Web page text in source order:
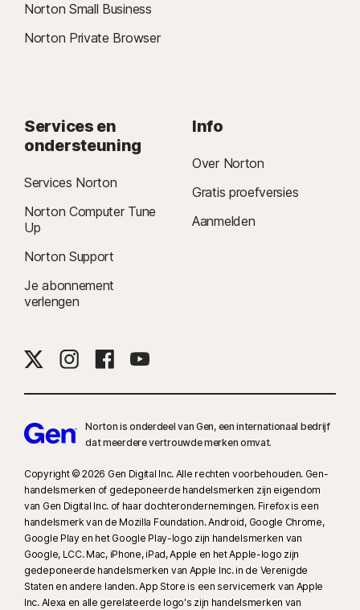
Norton Small Business
Norton Private Browser
Services en
ondersteuning
Services Norton
Norton Computer Tune
Up
Norton Support
Je abonnement
verlengen
Info
Over Norton
Gratis proefversies
Aanmelden
Norton is onderdeel van Gen, een internationaal bedrijf
dat meerdere vertrouwde merken omvat.
Copyright © 2026 Gen Digital Inc. Alle rechten voorbehouden. Gen-
handelsmerken of gedeponeerde handelsmerken zijn eigendom
van Gen Digital Inc. of haar dochterondernemingen. Firefox is een
handelsmerk van de Mozilla Foundation. Android, Google Chrome,
Google Play en het Google Play-logo zijn handelsmerken van
Google, LCC. Mac, iPhone, iPad, Apple en het Apple-logo zijn
gedeponeerde handelsmerken van Apple Inc. in de Verenigde
Staten en andere landen. App Store is een servicemerk van Apple
Inc. Alexa en alle gerelateerde logo's zijn handelsmerken van